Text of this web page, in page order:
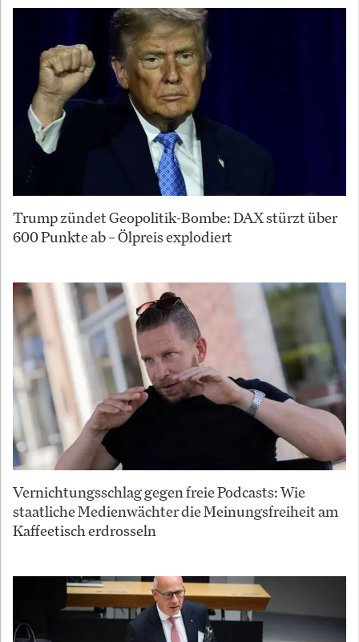
Trump zündet Geopolitik-Bombe: DAX stürzt über
600 Punkte ab – Ölpreis explodiert
Vernichtungsschlag gegen freie Podcasts: Wie
staatliche Medienwächter die Meinungsfreiheit am
Kaffeetisch erdrosseln